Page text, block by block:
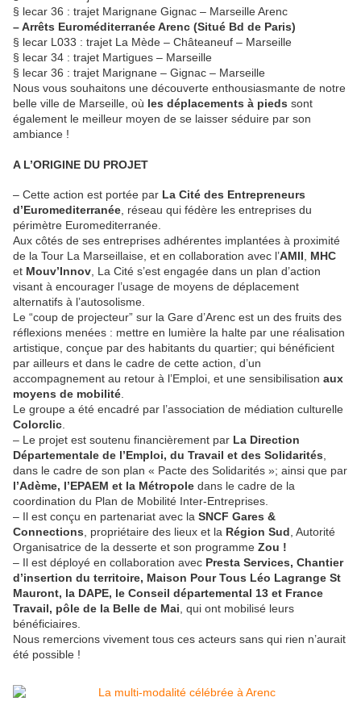
§ lecar 36 : trajet Marignane Gignac – Marseille Arenc
– Arrêts Euroméditerranée Arenc (Situé Bd de Paris)
§ lecar L033 : trajet La Mède – Châteaneuf – Marseille
§ lecar 34 : trajet Martigues – Marseille
§ lecar 36 : trajet Marignane – Gignac – Marseille
Nous vous souhaitons une découverte enthousiasmante de notre
belle ville de Marseille, où les déplacements à pieds sont
également le meilleur moyen de se laisser séduire par son
ambiance !
A L’ORIGINE DU PROJET
– Cette action est portée par La Cité des Entrepreneurs
d’Euromediterranée , réseau qui fédère les entreprises du
périmètre Euromediterranée.
Aux côtés de ses entreprises adhérentes implantées à proximité
de la Tour La Marseillaise, et en collaboration avec l’AMII
MHC
et Mouv’Innov , La Cité s’est engagée dans un plan d’action
visant à encourager l’usage de moyens de déplacement
alternatifs à l’autosolisme.
Le “coup de projecteur” sur la Gare d’Arenc est un des fruits des
réflexions menées : mettre en lumière la halte par une réalisation
artistique, conçue par des habitants du quartier; qui bénéficient
par ailleurs et dans le cadre de cette action, d’un
accompagnement au retour à l’Emploi, et une sensibilisation aux
moyens de mobilité
Le groupe a été encadré par l’association de médiation culturelle
Colorclic
– Le projet est soutenu financièrement par La Direction
Départementale de l’Emploi, du Travail et des Solidarités
dans le cadre de son plan « Pacte des Solidarités »; ainsi que par
l’Adème, l’EPAEM et la Métropole dans le cadre de la
coordination du Plan de Mobilité Inter-Entreprises.
– Il est conçu en partenariat avec la SNCF Gares &
Connections , propriétaire des lieux et la Région Sud , Autorité
Organisatrice de la desserte et son programme Zou !
– Il est déployé en collaboration avec Presta Services, Chantier
d’insertion du territoire, Maison Pour Tous Léo Lagrange St
Mauront, la DAPE, le Conseil départemental 13 et France
Travail, pôle de la Belle de Mai , qui ont mobilisé leurs
bénéficiaires.
Nous remercions vivement tous ces acteurs sans qui rien n’aurait
été possible !